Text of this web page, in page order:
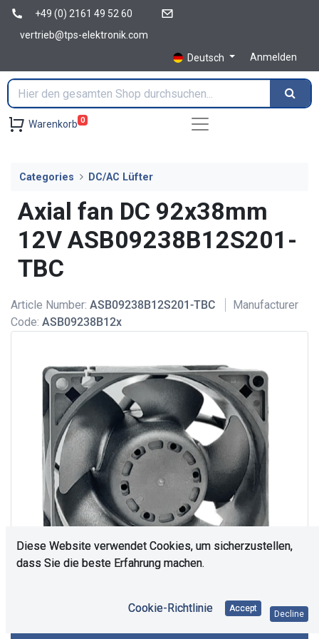
+49 (0) 2161 49 52 60
vertrieb@tps-elektronik.com
Deutsch
Anmelden
Warenkorb 0
Categories DC/AC Lüfter
Axial fan DC 92x38mm
12V ASB09238B12S201-
TBC
Article Number: ASB09238B12S201-TBC
Manufacturer
Code: ASB09238B12x
Diese Website verwendet Cookies, um sicherzustellen,
dass Sie die beste Erfahrung machen.
Cookie-Richtlinie Accept
Decline